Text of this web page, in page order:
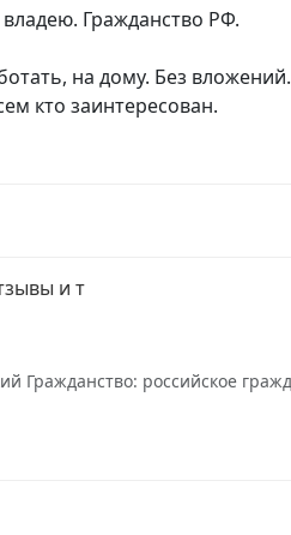
Гражданство РФ.
на дому. Без
кто заинтересован.
и т
Гражданство: российское